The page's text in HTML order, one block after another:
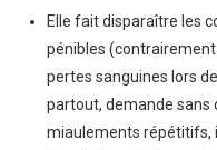
Elle fait disparaître les
pénibles (contrairement
pertes sanguines lors
partout, demande sans
miaulements répétitifs,